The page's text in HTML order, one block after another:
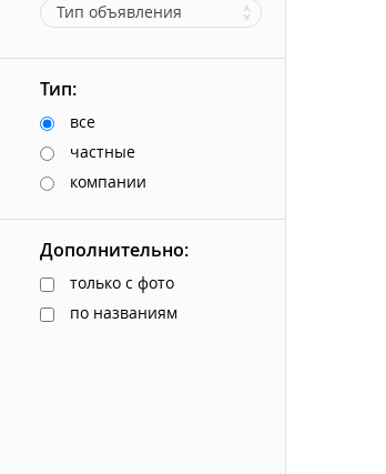
Тип объявления
Тип:
все
частные
компании
Дополнительно:
только с фото
по названиям